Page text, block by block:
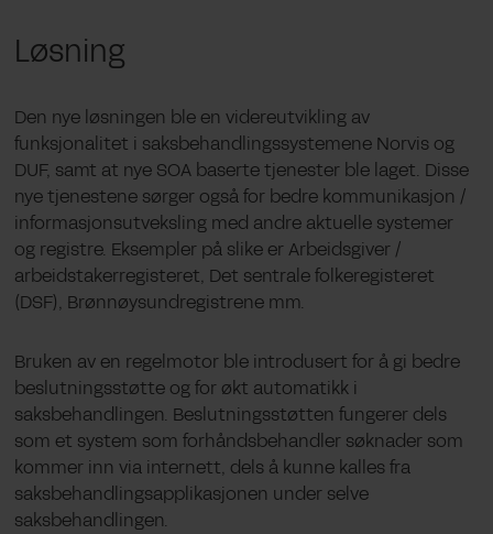
Løsning
Den nye løsningen ble en videreutvikling av
funksjonalitet i saksbehandlingssystemene Norvis og
DUF, samt at nye SOA baserte tjenester ble laget. Disse
nye tjenestene sørger også for bedre kommunikasjon /
informasjonsutveksling med andre aktuelle systemer
og registre. Eksempler på slike er Arbeidsgiver /
arbeidstakerregisteret, Det sentrale folkeregisteret
(DSF), Brønnøysundregistrene mm.
Bruken av en regelmotor ble introdusert for å gi bedre
beslutningsstøtte og for økt automatikk i
saksbehandlingen. Beslutningsstøtten fungerer dels
som et system som forhåndsbehandler søknader som
kommer inn via internett, dels å kunne kalles fra
saksbehandlingsapplikasjonen under selve
saksbehandlingen.